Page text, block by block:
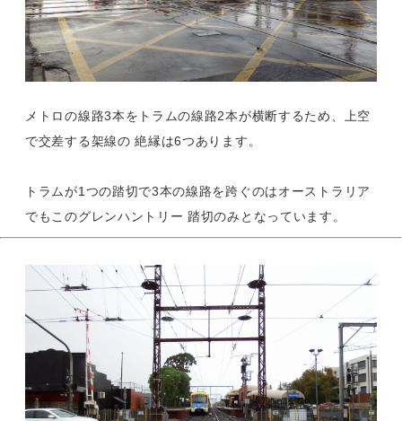
メトロの線路3本をトラムの線路2本が横断するため、上空
で交差する架線の 絶縁は6つあります。
トラムが1つの踏切で3本の線路を跨ぐのはオーストラリア
でもこのグレンハントリー 踏切のみとなっています。